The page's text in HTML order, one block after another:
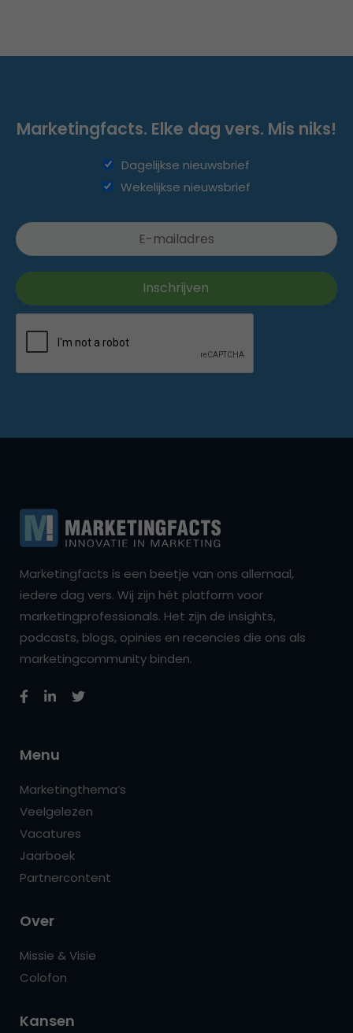
Marketingfacts. Elke dag vers. Mis niks!
Dagelijkse nieuwsbrief
Wekelijkse nieuwsbrief
Marketingfacts is een beetje van ons allemaal,
iedere dag vers. Wij zijn hét platform voor
marketingprofessionals. Het zijn de insights,
podcasts, blogs, opinies en recencies die ons als
marketingcommunity binden.
Menu
Marketingthema’s
Veelgelezen
Vacatures
Jaarboek
Partnercontent
Over
Missie & Visie
Colofon
Kansen